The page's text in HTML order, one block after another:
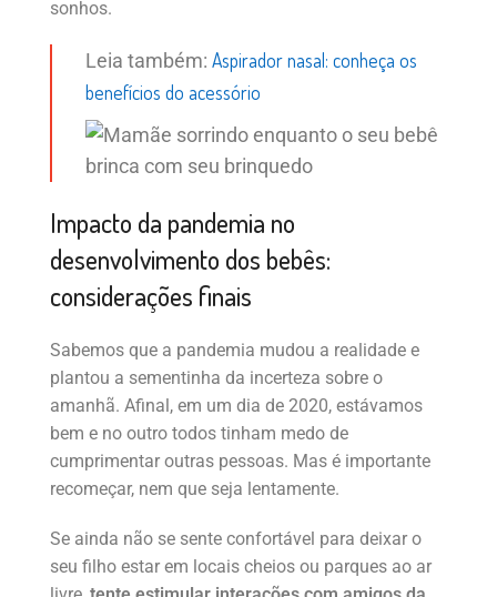
sonhos.
Leia também: Aspirador nasal: conheça os
benefícios do acessório
Impacto da pandemia no
desenvolvimento dos bebês:
considerações finais
Sabemos que a pandemia mudou a realidade e
plantou a sementinha da incerteza sobre o
amanhã. Afinal, em um dia de 2020, estávamos
bem e no outro todos tinham medo de
cumprimentar outras pessoas. Mas é importante
recomeçar, nem que seja lentamente.
Se ainda não se sente confortável para deixar o
seu filho estar em locais cheios ou parques ao ar